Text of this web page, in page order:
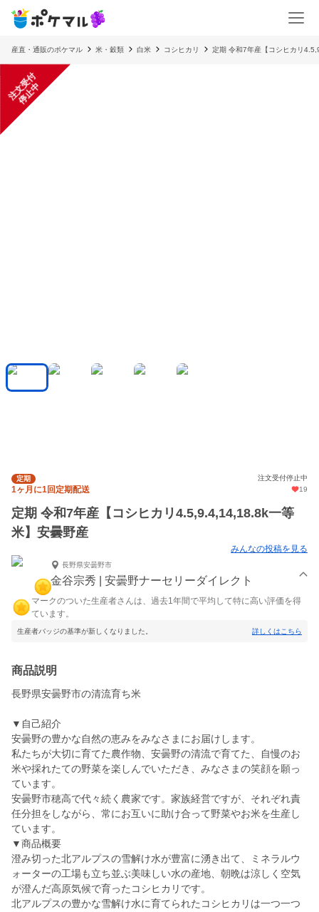
産直・通販のポケマル 米・穀類 白米 コシヒカリ 定期 令和7年産【コシヒカリ
注
文
受
付
停
止
中
定期 注文受付停止中
1ヶ月に1回定期配送 19
定期 令和7年産【コシヒカリ4.5,9.4,14,18.8k一等
米】安曇野産
みんなの投稿を見る
長野県安曇野市
金谷宗秀 | 安曇野ナーセリーダイレクト
マークのついた生産者さんは、過去1年間で平均して特に高い評価を得
ています。
生産者バッジの基準が新しくなりました。 詳しくはこちら
商品説明
長野県安曇野市の清流育ち米
▼自己紹介
安曇野の豊かな自然の恵みをみなさまにお届けします。
私たちが大切に育てた農作物、安曇野の清流で育てた、自慢のお
米や採れたての野菜を楽しんでいただき、みなさまの笑顔を願っ
ています。
安曇野市穂高で代々続く農家です。家族経営ですが、それぞれ責
任分担をしながら、常にお互いに助け合って野菜やお米を生産し
ています。
▼商品概要
澄み切った北アルプスの雪解け水が豊富に湧き出て、ミネラルウ
ォーターの工場も立ち並ぶ美味しい水の産地、朝晩は涼しく空気
が澄んだ高原気候で育ったコシヒカリです。
北アルプスの豊かな雪解け水に育てられたコシヒカリは一つ一つ